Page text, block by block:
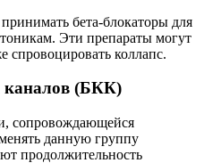
бета-блокаторы для
Эти препараты могут
спровоцировать коллапс.
каналов (БКК)
сопровождающейся
данную группу
продолжительность